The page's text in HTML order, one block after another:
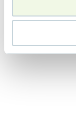
Ajahn Brahm
Jacek Walkiewicz